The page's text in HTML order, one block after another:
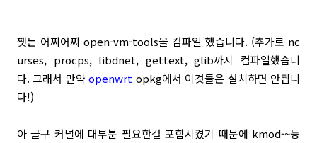
쨋든 어찌어찌 open-vm-tools을 컴파일 했습니다. (추가로 nc
urses, procps, libdnet, gettext, glib까지 컴파일했습니
다. 그래서 만약openwrt opkg에서 이것들은 설치하면 안됩니
다!)
아 글구 커널에 대부분 필요한걸 포함시켰기 때문에 kmod-~등